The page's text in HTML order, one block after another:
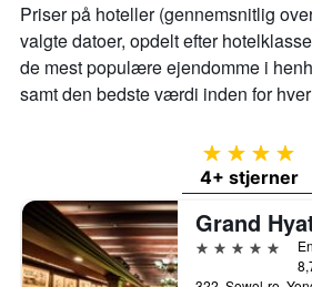
Priser på hoteller (gennemsnitlig
valgte datoer, opdelt efter
de mest populære ejendomme i
samt den bedste værdi inden for
4 stjerner
4+ stjerner
5 stjerner